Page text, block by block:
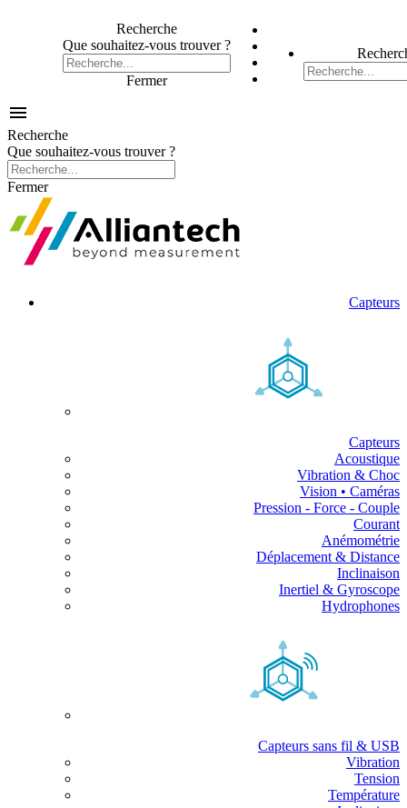
Recherche
Que souhaitez-vous trouver ?
Fermer

Recherche
Que souhaitez-vous trouver ?
Fermer
Capteurs
Capteurs
Acoustique
Vibration & Choc
Vision • Caméras
Pression - Force - Couple
Courant
Anémométrie
Déplacement & Distance
Inclinaison
Inertiel & Gyroscope
Hydrophones
Capteurs sans fil & USB
Vibration
Tension
Température